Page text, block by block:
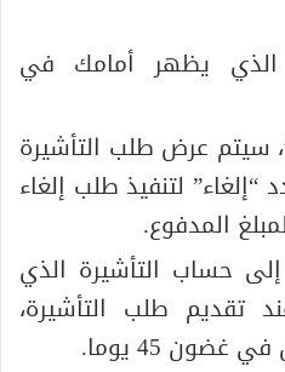
الذي يظهر أمامك في
سيتم عرض طلب التأشيرة
“إلغاء” لتنفيذ طلب إلغاء
المدفوع.
حساب التأشيرة الذي
تقديم طلب التأشيرة،
45 يوما.